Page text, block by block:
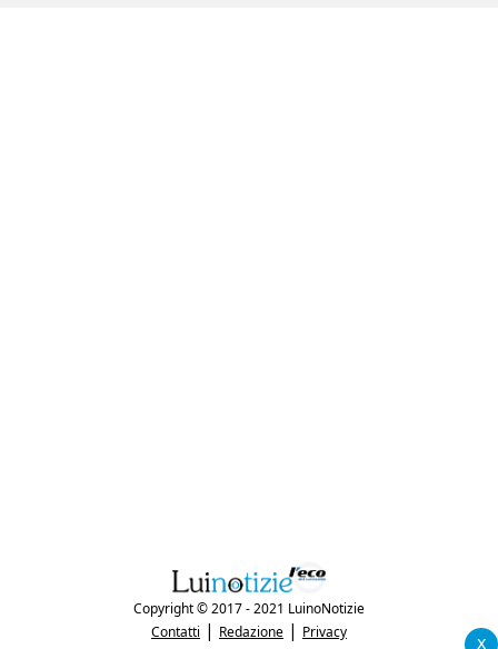
x
Copyright © 2017 - 2021 LuinoNotizie
Contatti | Redazione | Privacy